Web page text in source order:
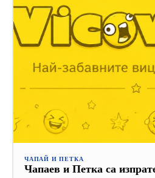
ЧАПАЙ И ПЕТКА
Чапаев и Петка са